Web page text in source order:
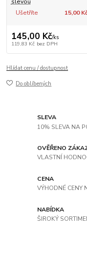
Ušetříte 15,00
145,00 Kč/ks
119,83 Kč bez DPH
Hlídat cenu / dostupnost
Do oblíbených
SLEVA
10% SLEVA NA
OVĚŘENO
VLASTNÍ
CENA
VÝHODNÉ CENY
NABÍDKA
ŠIROKÝ